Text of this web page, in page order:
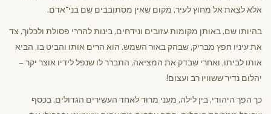
אלא לצאת אל מחוץ לעיר, מקום שאין מסתובבים שם בני־אדם.
בהיותו שם, באותן מקומות עזובים ונידחים, בינות להררי פסולת ולכלוך, צד
את עיניו חפץ מבריק, שבהק באור השמש. הוא הרים אותו והביט בו, הביא
אותו לביתו, ואחרי שבדק את המציאה, התברר לו שנפל לידיו אוצר יקר –
יהלום נדיר ששוויו רב ועצום!
כך הפך היהודי, בין לילה, מעני מרוד לאחד העשירים הגדולים. בכסף